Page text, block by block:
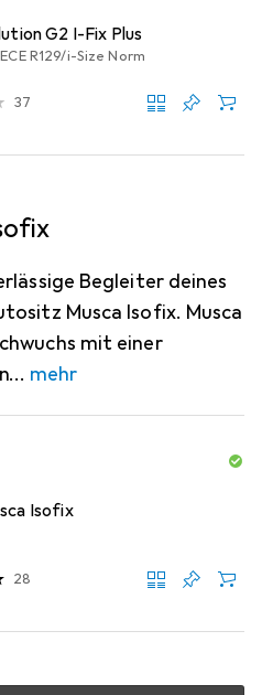
G2 I-Fix Plus
R129/i-Size Norm
37
Begleiter deines
Musca Isofix. Musca
mit einer
mehr
Isofix
28